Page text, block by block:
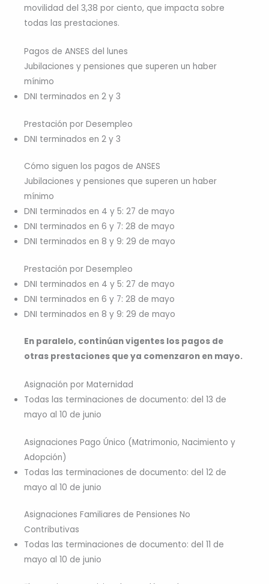
movilidad del 3,38 por ciento, que impacta sobre
todas las prestaciones.
Pagos de ANSES del lunes
Jubilaciones y pensiones que superen un haber
mínimo
DNI terminados en 2 y 3
Prestación por Desempleo
DNI terminados en 2 y 3
Cómo siguen los pagos de ANSES
Jubilaciones y pensiones que superen un haber
mínimo
DNI terminados en 4 y 5: 27 de mayo
DNI terminados en 6 y 7: 28 de mayo
DNI terminados en 8 y 9: 29 de mayo
Prestación por Desempleo
DNI terminados en 4 y 5: 27 de mayo
DNI terminados en 6 y 7: 28 de mayo
DNI terminados en 8 y 9: 29 de mayo
En paralelo, continúan vigentes los pagos de
otras prestaciones que ya comenzaron en mayo.
Asignación por Maternidad
Todas las terminaciones de documento: del 13 de
mayo al 10 de junio
Asignaciones Pago Único (Matrimonio, Nacimiento y
Adopción)
Todas las terminaciones de documento: del 12 de
mayo al 10 de junio
Asignaciones Familiares de Pensiones No
Contributivas
Todas las terminaciones de documento: del 11 de
mayo al 10 de junio